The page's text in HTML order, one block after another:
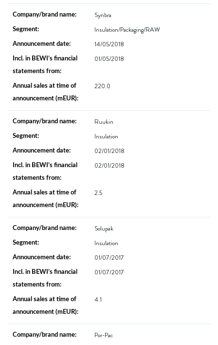
Synbra
Insulation/Packaging/RAW
14/05/2018
01/05/2018
220.0
Ruukin
Insulation
02/01/2018
02/01/2018
2.5
Solupak
Insulation
01/07/2017
01/07/2017
4.1
Por-Pac